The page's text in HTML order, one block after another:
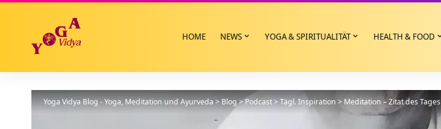
HOME NEWS YOGA & SPIRITUALITÄT HEALTH & FOOD
Yoga Vidya Blog - Yoga, Meditation und Ayurveda>Blog>Podcast>Tägl. Inspiration >Meditation – Zitat des Tages